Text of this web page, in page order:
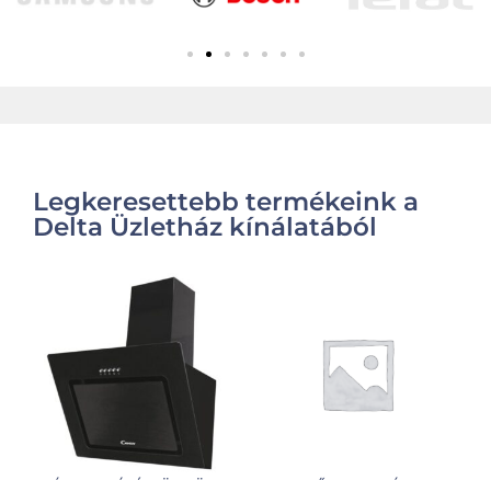
Legkeresettebb termékeink a
Delta Üzletház kínálatából